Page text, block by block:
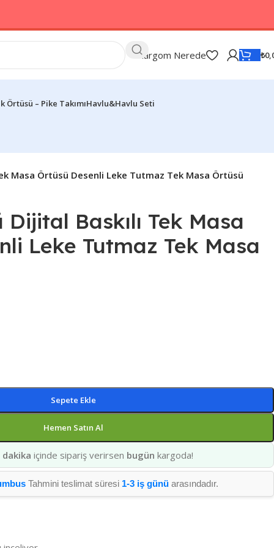
Kargom Nerede ₺
Örtüsü – Pike TakımıHavlu&Havlu Seti
Masa Örtüsü Desenli Leke Tutmaz Tek Masa Örtüsü
Baskılı Tek Masa
Leke Tutmaz Tek Masa
Sepete Ekle
Hemen Satın Al
içinde sipariş verirsen bugün kargoda!
Tahmini teslimat süresi 1-3 iş günüarasındadır.